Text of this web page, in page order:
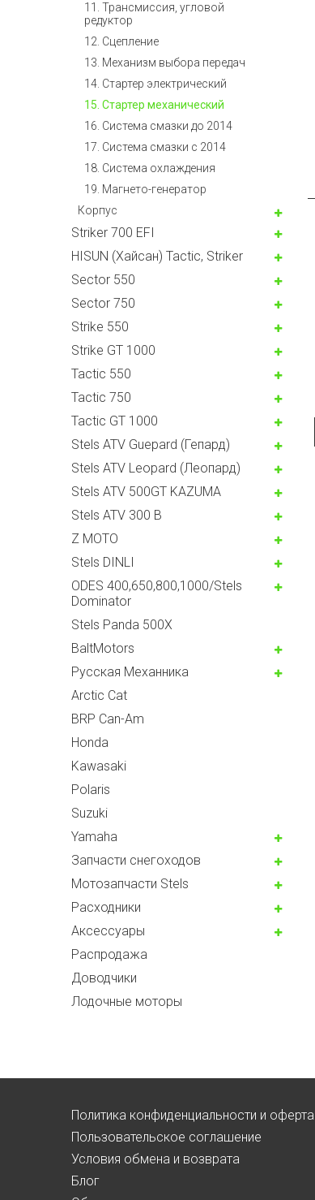
11. Трансмиссия, угловой
редуктор
12. Сцепление
13. Механизм выбора передач
14. Стартер электрический
15. Стартер механический
16. Система смазки до 2014
17. Система смазки c 2014
18. Система охлаждения
19. Магнето-генератор
Корпус
Striker 700 EFI
HISUN (Хайсан) Tactic, Striker
Sector 550
Sector 750
Strike 550
Strike GT 1000
Tactic 550
Tactic 750
Tactic GT 1000
Stels ATV Guepard (Гепард)
Stels ATV Leopard (Леопард)
Stels ATV 500GT KAZUMA
Stels ATV 300 B
Z MOTO
Stels DINLI
ODES 400,650,800,1000/Stels
Dominator
Stels Panda 500X
BaltMotors
Русская Механника
Arctic Cat
BRP Can-Am
Honda
Kawasaki
Polaris
Suzuki
Yamaha
Запчасти снегоходов
Мотозапчасти Stels
Расходники
Аксессуары
Распродажа
Доводчики
Лодочные моторы
Политика конфиденциальности и оферта
Пользовательское соглашение
Условия обмена и возврата
Блог